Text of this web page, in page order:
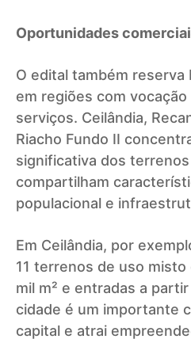
Oportunidades
O edital também
em regiões com
serviços. Ceilândia,
Riacho Fundo II
significativa dos
compartilham
populacional e
Em Ceilândia, por
11 terrenos de uso misto
mil m² e entradas a
cidade é um importante
capital e atrai